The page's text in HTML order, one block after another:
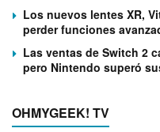
Los nuevos lentes XR,
perder funciones
Las ventas de Switch 2
pero Nintendo superó
OHMYGEEK! TV